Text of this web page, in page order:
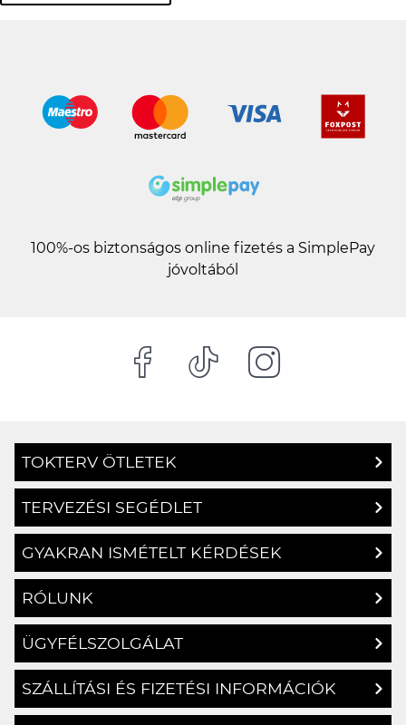
100%-os biztonságos online fizetés a SimplePay
jóvoltából
TOKTERV ÖTLETEK
TERVEZÉSI SEGÉDLET
GYAKRAN ISMÉTELT KÉRDÉSEK
RÓLUNK
ÜGYFÉLSZOLGÁLAT
SZÁLLÍTÁSI ÉS FIZETÉSI INFORMÁCIÓK